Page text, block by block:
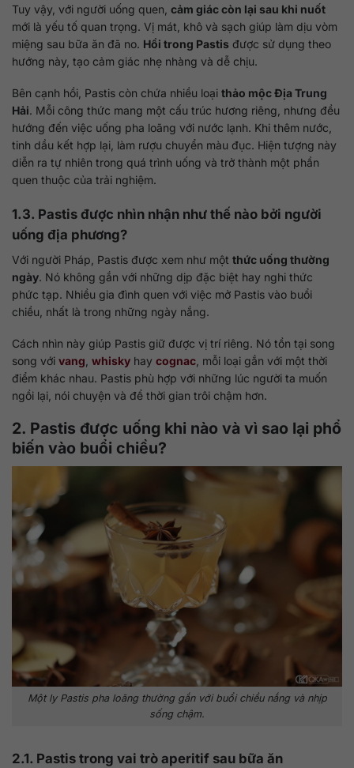
Tuy vậy, với người uống quen, cảm giác còn lại sau khi nuốt
mới là yếu tố quan trọng. Vị mát, khô và sạch giúp làm dịu vòm
miệng sau bữa ăn đã no. Hồi trong Pastis được sử dụng theo
hướng này, tạo cảm giác nhẹ nhàng và dễ chịu.
Bên cạnh hồi, Pastis còn chứa nhiều loại thảo mộc Địa Trung
Hải. Mỗi công thức mang một cấu trúc hương riêng, nhưng đều
hướng đến việc uống pha loãng với nước lạnh. Khi thêm nước,
tinh dầu kết hợp lại, làm rượu chuyển màu đục. Hiện tượng này
diễn ra tự nhiên trong quá trình uống và trở thành một phần
quen thuộc của trải nghiệm.
1.3. Pastis được nhìn nhận như thế nào bởi người
uống địa phương?
Với người Pháp, Pastis được xem như một thức uống thường
ngày. Nó không gắn với những dịp đặc biệt hay nghi thức
phức tạp. Nhiều gia đình quen với việc mở Pastis vào buổi
chiều, nhất là trong những ngày nắng.
Cách nhìn này giúp Pastis giữ được vị trí riêng. Nó tồn tại song
song với vang whisky hay cognac , mỗi loại gắn với một thời
điểm khác nhau. Pastis phù hợp với những lúc người ta muốn
ngồi lại, nói chuyện và để thời gian trôi chậm hơn.
2. Pastis được uống khi nào và vì sao lại phổ
biến vào buổi chiều?
Một ly Pastis pha loãng thường gắn với buổi chiều nắng và nhịp
sống chậm.
2.1. Pastis trong vai trò aperitif sau bữa ăn